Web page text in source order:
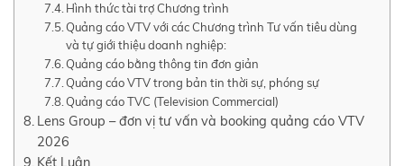
Hình thức tài trợ Chương trình
Quảng cáo VTV với các Chương trình Tư vấn tiêu dùng
và tự giới thiệu doanh nghiệp:
Quảng cáo bằng thông tin đơn giản
Quảng cáo VTV trong bản tin thời sự, phóng sự
Quảng cáo TVC (Television Commercial)
Lens Group – đơn vị tư vấn và booking quảng cáo VTV
2026
Kết Luận